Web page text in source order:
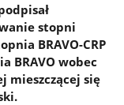
stopni
BRAVO-CRP
BRAVO wobec
się